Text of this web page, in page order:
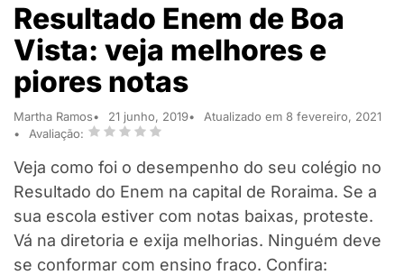
Resultado Enem de Boa
Vista: veja melhores e
piores notas
Martha Ramos 21 junho, 2019
Atualizado em 8 fevereiro, 2021
Avaliação:
Veja como foi o desempenho do seu colégio no
Resultado do Enem na capital de Roraima. Se a
sua escola estiver com notas baixas, proteste.
Vá na diretoria e exija melhorias. Ninguém deve
se conformar com ensino fraco. Confira: